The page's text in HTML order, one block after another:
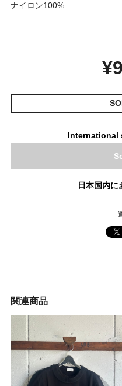
ナイロン100%
International
日本国内に
関連商品